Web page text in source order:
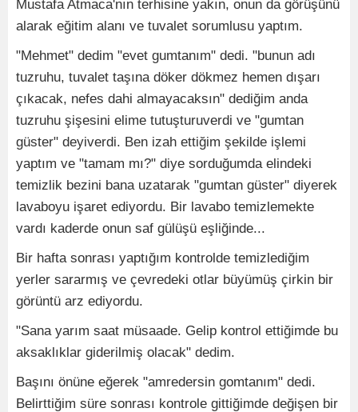
Mustafa Atmaca'nın terhisine yakın, onun da görüşünü
alarak eğitim alanı ve tuvalet sorumlusu yaptım.
"Mehmet" dedim "evet gumtanım" dedi. "bunun adı
tuzruhu, tuvalet taşına döker dökmez hemen dışarı
çıkacak, nefes dahi almayacaksın" dediğim anda
tuzruhu şişesini elime tutuşturuverdi ve "gumtan
güster" deyiverdi. Ben izah ettiğim şekilde işlemi
yaptım ve "tamam mı?" diye sorduğumda elindeki
temizlik bezini bana uzatarak "gumtan güster" diyerek
lavaboyu işaret ediyordu. Bir lavabo temizlemekte
vardı kaderde onun saf gülüşü eşliğinde...
Bir hafta sonrası yaptığım kontrolde temizlediğim
yerler sararmış ve çevredeki otlar büyümüş çirkin bir
görüntü arz ediyordu.
"Sana yarım saat müsaade. Gelip kontrol ettiğimde bu
aksaklıklar giderilmiş olacak" dedim.
Başını önüne eğerek "amredersin gomtanım" dedi.
Belirttiğim süre sonrası kontrole gittiğimde değişen bir